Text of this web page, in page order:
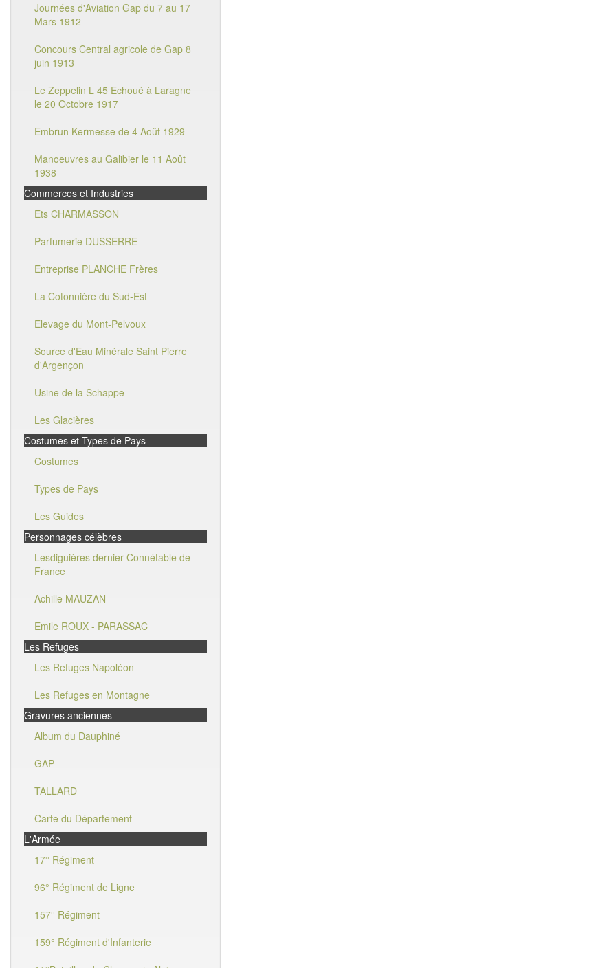
Journées d'Aviation Gap du 7 au 17
Mars 1912
Concours Central agricole de Gap 8
juin 1913
Le Zeppelin L 45 Echoué à Laragne
le 20 Octobre 1917
Embrun Kermesse de 4 Août 1929
Manoeuvres au Galibier le 11 Août
1938
Commerces et Industries
Ets CHARMASSON
Parfumerie DUSSERRE
Entreprise PLANCHE Frères
La Cotonnière du Sud-Est
Elevage du Mont-Pelvoux
Source d'Eau Minérale Saint Pierre
d'Argençon
Usine de la Schappe
Les Glacières
Costumes et Types de Pays
Costumes
Types de Pays
Les Guides
Personnages célèbres
Lesdiguières dernier Connétable de
France
Achille MAUZAN
Emile ROUX - PARASSAC
Les Refuges
Les Refuges Napoléon
Les Refuges en Montagne
Gravures anciennes
Album du Dauphiné
GAP
TALLARD
Carte du Département
L'Armée
17° Régiment
96° Régiment de Ligne
157° Régiment
159° Régiment d'Infanterie